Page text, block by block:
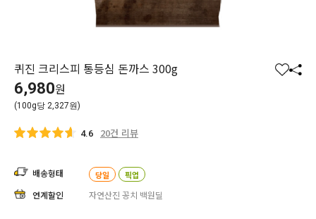
퀴진 크리스피 통등심 돈까스 300g
찜 공
6,980원
(100g당 2,327원)
4.6 20건 리뷰
배송형태 당일 픽업
연계할인 자연산진 꽁치 백원딜